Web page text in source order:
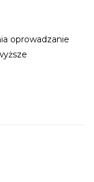
oprowadzanie